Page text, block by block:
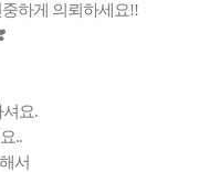
하게 의뢰하세요!!
요.
..
서